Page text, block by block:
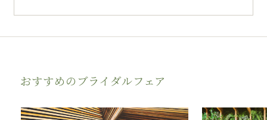
ご試食頂けます。
「ハイクオリティな味・色のバランス・食材の
導きます。
おすすめのブライダルフェア